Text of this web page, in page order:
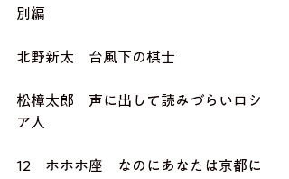
別編
北野新太　台風下の棋士
松樟太郎　声に出して読みづらいロシ
ア人
12　ホホホ座　なのにあなたは京都に